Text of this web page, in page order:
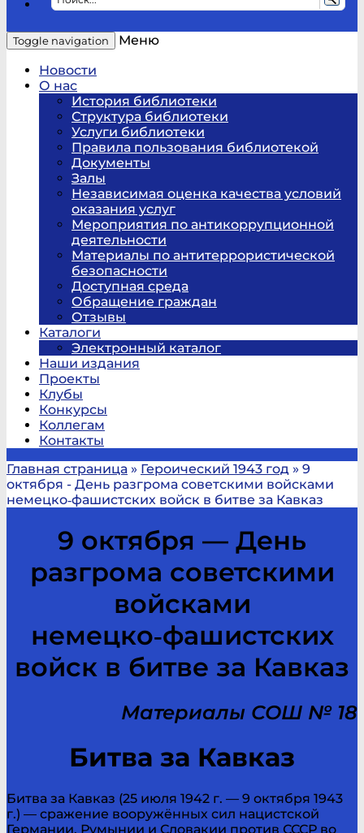
Toggle navigation
Меню
Новости
О нас
История библиотеки
Структура библиотеки
Услуги библиотеки
Правила пользования библиотекой
Документы
Залы
Независимая оценка качества условий
оказания услуг
Мероприятия по антикоррупционной
деятельности
Материалы по антитеррористической
безопасности
Доступная среда
Обращение граждан
Отзывы
Каталоги
Электронный каталог
Наши издания
Проекты
Клубы
Конкурсы
Коллегам
Контакты
Главная страница » Героический 1943 год » 9
октября - День разгрома советскими войсками
немецко‑фашистских войск в битве за Кавказ
9 октября — День
разгрома советскими
войсками
немецко‑фашистских
войск в битве за Кавказ
Материалы СОШ № 18
Битва за Кавказ
Битва за Кавказ (25 июля 1942 г. — 9 октября 1943
г.) — сражение вооружённых сил нацистской
Германии, Румынии и Словакии против СССР во